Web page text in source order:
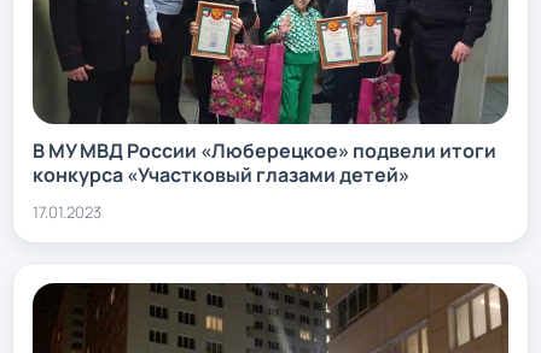
В МУ МВД России «Люберецкое» подвели итоги
конкурса «Участковый глазами детей»
17.01.2023